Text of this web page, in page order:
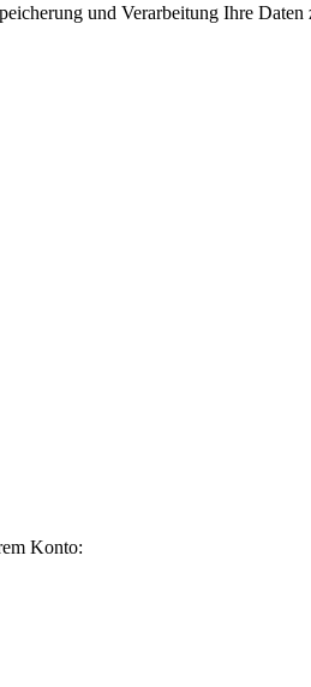
und Verarbeitung Ihre
Konto: